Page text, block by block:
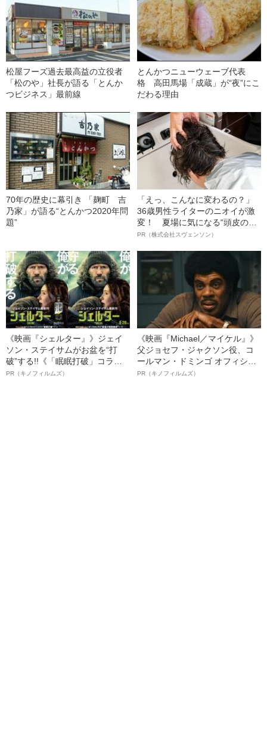
松屋フーズ過去最高益の立役者
「松のや」社長が語る「とんか
つビジネス」最前線
とんかつニューウェーブ代表
格 高田馬場「成蔵」が“夜”にこ
だわる理由
70年の歴史に幕引き 「麹町 吉
乃家」が語る“とんかつ2020年問
題”
「えっ、こんなに変わるの？」
36歳男性ライターのニオイが激
変！ 夏場に気になる“頭皮のニ
オイ”や“ベタつき”を解消す
ト”が生み出した徹底ケアとは
PR（株式会社スヴェンソン）
《映画『シェルター』》ジェイ
ソン・ステイサムがお盆を“打
破”する!!《「眠眠打破」コラ
ボ》
PR（キノフィルムズ）
《映画『Michael／マイケル』》
父ジョセフ・ジャクソン役、コ
ールマン・ドミンゴ オフィシャ
ルインタビュー“観客を魅了した
PR（キノフィルムズ）